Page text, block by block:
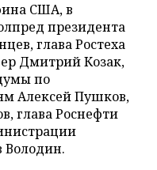
США, в
президента
глава Ростеха
Дмитрий Козак,
по
Алексей Пушков,
глава Роснефти
Володин.